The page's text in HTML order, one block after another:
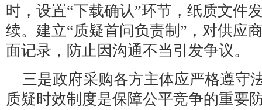
时，设置“下载确认”环节，纸质文件
续。建立“质疑首问负责制”，对供应
面记录，防止因沟通不当引发争议。
三是政府采购各方主体应严格遵守
质疑时效制度是保障公平竞争的重要